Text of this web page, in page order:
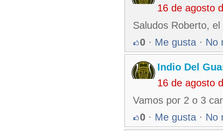
16 de agosto
Saludos Roberto,
0 · Me gusta · No
Indio Del
16 de agosto
Vamos por 2 o 3
0 · Me gusta · No